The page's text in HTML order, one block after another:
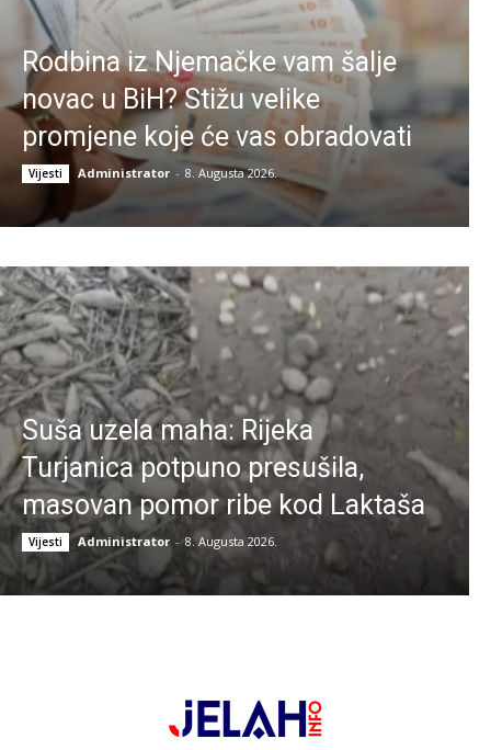
Rodbina iz Njemačke vam šalje
novac u BiH? Stižu velike
promjene koje će vas obradovati
Vijesti Administrator - 8. Augusta 2026.
Suša uzela maha: Rijeka
Turjanica potpuno presušila,
masovan pomor ribe kod Laktaša
Vijesti Administrator - 8. Augusta 2026.